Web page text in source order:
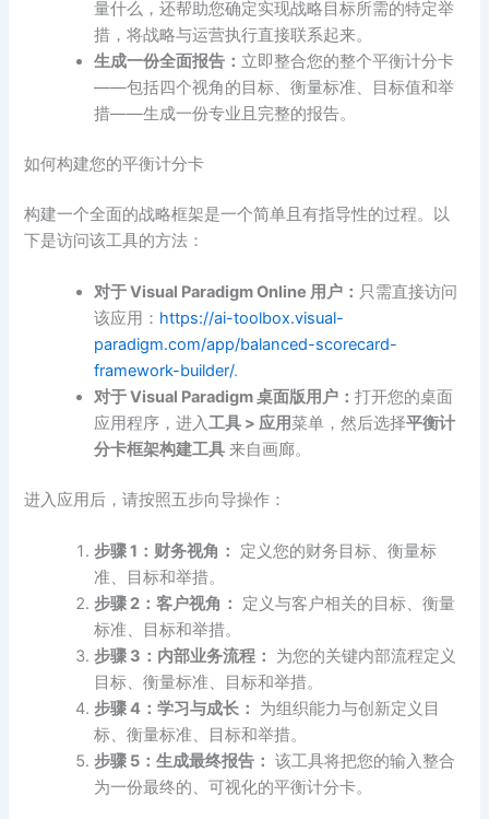
量什么，还帮助您确定实现战略目标所需的特定举
措，将战略与运营执行直接联系起来。
生成一份全面报告： 立即整合您的整个平衡计分卡
——包括四个视角的目标、衡量标准、目标值和举
措——生成一份专业且完整的报告。
如何构建您的平衡计分卡
构建一个全面的战略框架是一个简单且有指导性的过程。以
下是访问该工具的方法：
对于 Visual Paradigm Online 用户： 只需直接访问
该应用： https://ai-toolbox.visual-
paradigm.com/app/balanced-scorecard-
framework-builder/.
对于 Visual Paradigm 桌面版用户：打开您的桌面
应用程序，进入工具 > 应用菜单，然后选择平衡计
分卡框架构建工具 来自画廊。
进入应用后，请按照五步向导操作：
步骤 1：财务视角：
定义您的财务目标、衡量标
准、目标和举措。
步骤 2：客户视角：
定义与客户相关的目标、衡量
标准、目标和举措。
步骤 3：内部业务流程：
为您的关键内部流程定义
目标、衡量标准、目标和举措。
步骤 4：学习与成长：
为组织能力与创新定义目
标、衡量标准、目标和举措。
步骤 5：生成最终报告： 该工具将把您的输入整合
为一份最终的、可视化的平衡计分卡。